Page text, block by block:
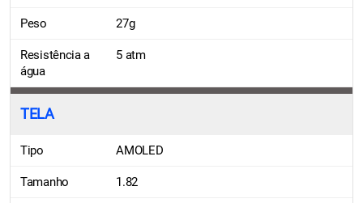
Peso 27g
Resistência a
água
5 atm
TELA
Tipo AMOLED
Tamanho 1.82